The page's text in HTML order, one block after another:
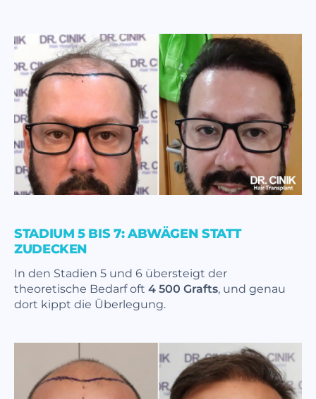
STADIUM 5 BIS 7: ABWÄGEN STATT
ZUDECKEN
In den Stadien 5 und 6 übersteigt der
theoretische Bedarf oft 4 500 Grafts, und genau
dort kippt die Überlegung.